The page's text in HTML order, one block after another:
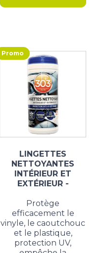
26,65 €.
21,90 €.
Promo
LINGETTES
NETTOYANTES
INTÉRIEUR ET
EXTÉRIEUR -
Protège
efficacement le
vinyle, le caoutchouc
et le plastique,
protection UV,